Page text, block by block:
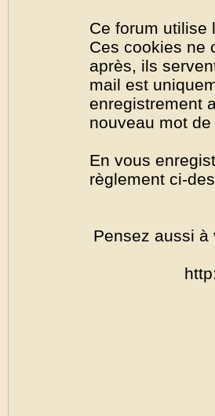
Ce forum utilise
Ces cookies ne
après, ils
mail est
enregistrement
nouveau mot
En vous
règlement ci-
Pensez aussi